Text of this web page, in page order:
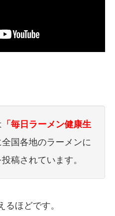
「毎日ラーメン健康生
国各地のラーメンに
稿されています。
ほどです。